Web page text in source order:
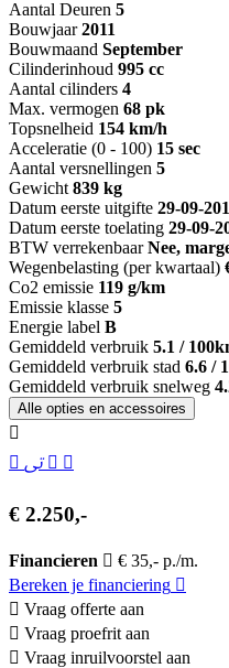
Aantal Deuren 5
Bouwjaar 2011
Bouwmaand September
Cilinderinhoud 995 cc
Aantal cilinders 4
Max. vermogen 68 pk
Topsnelheid 154 km/h
Acceleratie (0 - 100) 15 sec
Aantal versnellingen 5
Gewicht 839 kg
Datum eerste uitgifte 29-09-
Datum eerste toelating 29-09-
BTW verrekenbaar Nee,
Wegenbelasting (per kwartaal)
Co2 emissie 119 g/km
Emissie klasse 5
Energie label B
Gemiddeld verbruik 5.1 /
Gemiddeld verbruik stad 6.6 /
Gemiddeld verbruik snelweg
Alle opties en accessoires
€ 2.250,-
Financieren
€ 35,- p./m.
Bereken je financiering
Vraag offerte aan
Vraag proefrit aan
Vraag inruilvoorstel aan